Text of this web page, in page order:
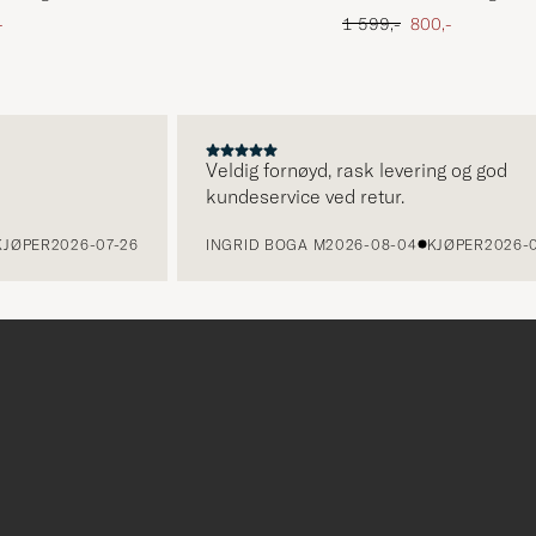
pris
Ordinær pris
1 599,- Nedsatt pris
800,-
2026-07-26
Veldig fornøyd, rask levering og god
kundeservice ved retur.
INGRID BOGA M2026-08-04 KJØPER2026-07-26